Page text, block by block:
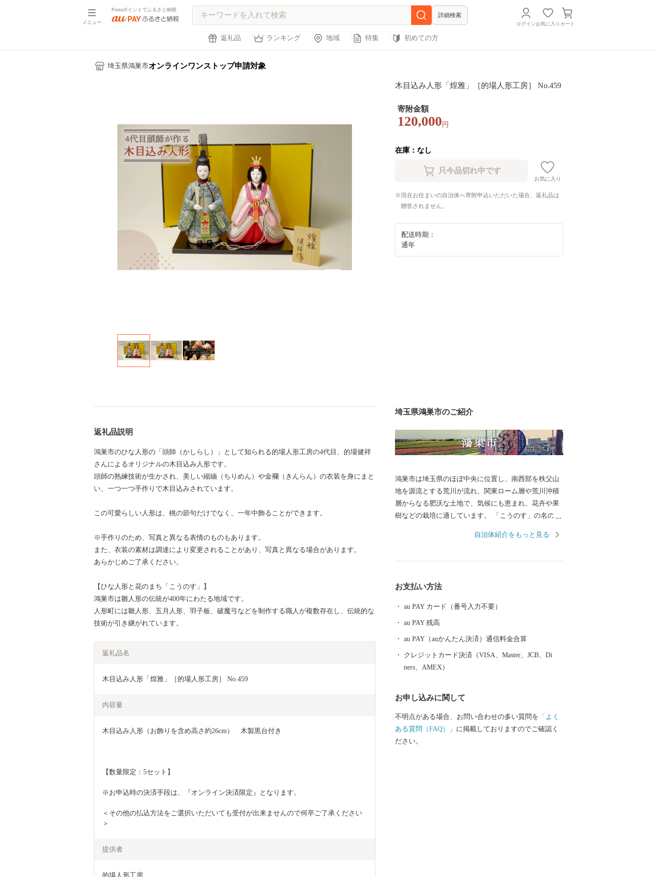
メニュー
Pontaポイントでふるさと納税
詳細検索
ログインお気に入り カート
返礼品 ランキング 地域 特集 初めての方
埼玉県鴻巣市オンラインワンストップ申請対象
木目込み人形「煌雅」［的場人形工房］ No.459
寄附金額
120,000 円
在庫：なし
お気に入り
現在お住まいの自治体へ寄附申込いただいた場合、返礼品は
贈答されません。
配送時期：
通年
返礼品説明
鴻巣市のひな人形の「頭師（かしらし）」として知られる的場人形工房の4代目、的場健祥
さんによるオリジナルの木目込み人形です。
頭師の熟練技術が生かされ、美しい縮緬（ちりめん）や金襴（きんらん）の衣装を身にまと
い、一つ一つ手作りで木目込みされています。
この可愛らしい人形は、桃の節句だけでなく、一年中飾ることができます。
※手作りのため、写真と異なる表情のものもあります。
また、衣装の素材は調達により変更されることがあり、写真と異なる場合があります。
あらかじめご了承ください。
【ひな人形と花のまち「こうのす」】
鴻巣市は雛人形の伝統が400年にわたる地域です。
人形町には雛人形、五月人形、羽子板、破魔弓などを制作する職人が複数存在し、伝統的な
技術が引き継がれています。
返礼品名
木目込み人形「煌雅」［的場人形工房］ No.459
内容量
木目込み人形（お飾りを含め高さ約26cm）　木製黒台付き
【数量限定：5セット】
※お申込時の決済手段は、『オンライン決済限定』となります。
＜その他の払込方法をご選択いただいても受付が出来ませんので何卒ご了承ください
＞
提供者
的場人形工房
埼玉県鴻巣市のご紹介
鴻巣市は埼玉県のほぼ中央に位置し、南西部を秩父山
地を源流とする荒川が流れ、関東ローム層や荒川沖積
層からなる肥沃な土地で、気候にも恵まれ、花卉や果
樹などの栽培に適しています。 「こうのす」の名の由
府が置かれたことから「国府の州」が「こうのす」と
原村、常光村）が合併して県内17番目の市として誕生
また近年では「花のまち」としても全国にその名が知
られています。平成17年10月1日に、吹上町、川里町と
合併し、新鴻巣市が誕生しました。 現在では首都圏50
自治体紹介をもっと見る
お支払い方法
au PAY カード（番号入力不要）
au PAY 残高
au PAY（auかんたん決済）通信料金合算
クレジットカード決済（VISA、Master、JCB、Di
ners、AMEX）
お申し込みに関して
不明点がある場合、お問い合わせの多い質問を 「よく
ある質問（FAQ）」 に掲載しておりますのでご確認く
ださい。